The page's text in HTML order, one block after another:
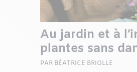
Au jardin et à
plantes sans
animaux
PAR BÉATRICE BRIOLLE